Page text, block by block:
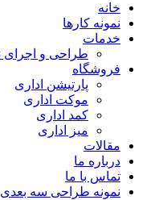
خانه
نمونه کارها
خدمات
طراحی و اجرای
فروشگاه
پارتیشن اداری
موکت اداری
کمد اداری
میز اداری
مقالات
درباره ما
تماس با ما
نمونه طراحی سه بعدی